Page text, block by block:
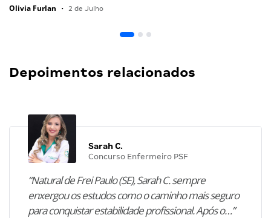
Olivia Furlan • 2 de Julho
Depoimentos relacionados
Sarah C.
Concurso Enfermeiro PSF
“Natural de Frei Paulo (SE), Sarah C. sempre
enxergou os estudos como o caminho mais seguro
para conquistar estabilidade profissional. Após o…”